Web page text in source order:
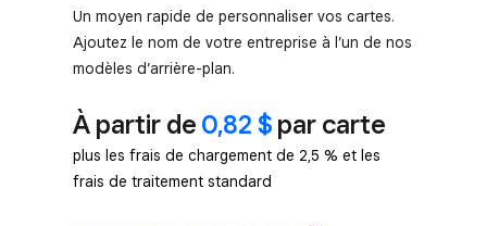
Un moyen rapide de personnaliser vos cartes.
Ajoutez le nom de votre entreprise à l’un de nos
modèles d’arrière-plan.
À partir de 0,82 $ par carte
plus les frais de chargement de 2,5 % et les
frais de traitement standard